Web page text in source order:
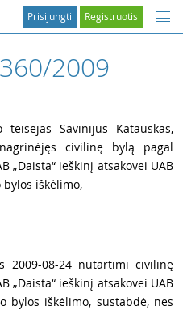
Registruotis
Prisijungti
2009
teisėjas Savinijus Katauskas,
civilinę bylą pagal
„Daista“ ieškinį atsakovei UAB
iškėlimo,
2009-08-24 nutartimi civilinę
„Daista“ ieškinį atsakovei UAB
bylos iškėlimo, sustabdė, nes